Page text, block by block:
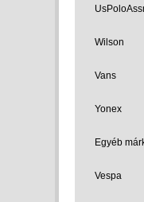
Wilson
Vans
Yonex
Egyéb
Vespa